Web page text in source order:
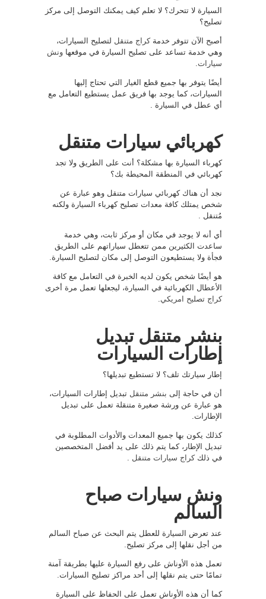
السيارة لا تتحرك؟ لا تعلم كيف يمكنك التوصل إلى مركز
تصليح؟
أصبح الآن تتوفر خدمةكراج متنقل لتصليح السيارات،
وهي خدمة تساعد على تصليح السيارة في موقعها ونش
سيارات
أيضًا يتوفر بها جميع قطع الغيار التي تحتاج إليها
السيارات، كما يوجد بها فريق عمل يستطيع التعامل مع
أي عطل في السيارة .
كهربائي سيارات متنقل
كهرباء السيارة بها مشكلة؟ أنت على الطريق ولا تجد
كهربائي في المنطقة المحيطة بك؟
نجد أن هناك كهربائي سيارات متنقل وهو عبارة عن
شخص يمتلك كافة معدات تصليح كهرباء السيارة ولكنه
مُتنقل .
أي أنه لا يوجد في مكان أو مركز ثابت، وهي خدمة
ساعدت الكثيرين ممن تتعطل سياراتهم على الطريق
فجأة ولا يستطيعون التوصل إلى مكان لتصليح السيارة.
هو أيضًا شخص يكون لديه الخبرة في التعامل مع كافة
الأعطال الكهربائية في السيارة، ليجعلها تعمل مرة أخرى
كراج تصليح امريكي
بنشر متنقل تبديل
إطارات السيارات
إطار سيارتك تلف؟ لا تستطيع تبديلها؟
أن في حاجة إلى بنشر متنقل تبديل إطارات السيارات،
هو عبارة عن ورشة صغيرة متنقلة تعمل على تبديل
الإطارات.
كذلك يكون بها جميع المعدات والأدوات المطلوبة في
تبديل الإطار، كما يتم ذلك على يد أفضل المتخصصين
في ذلككراج سيارات متنقل
ونش سيارات صباح
السالم
عند تعرض السيارة للعطل يتم البحث عن صباح السالم
من أجل نقلها إلى مركز تصليح.
تعمل هذه الأوناش على رفع السيارة عليها بطريقة آمنة
تمامًا حتى يتم نقلها إلى أحد مراكز تصليح السيارات.
كما أن هذه الأوناش تعمل على الحفاظ على السيارة